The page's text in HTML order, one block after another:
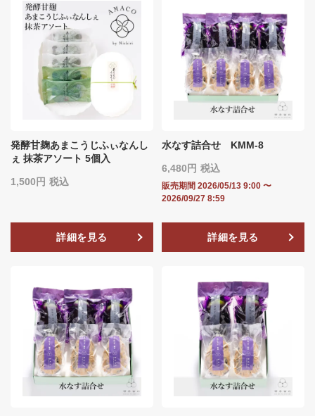
発酵甘麹あまこうじふぃなんし
ぇ 抹茶アソート 5個入
1,500 税込
詳細を見る
水なす詰合せ KMM-8
6,480 税込
販売期間 2026/05/13 9:00 〜
2026/09/27 8:59
詳細を見る